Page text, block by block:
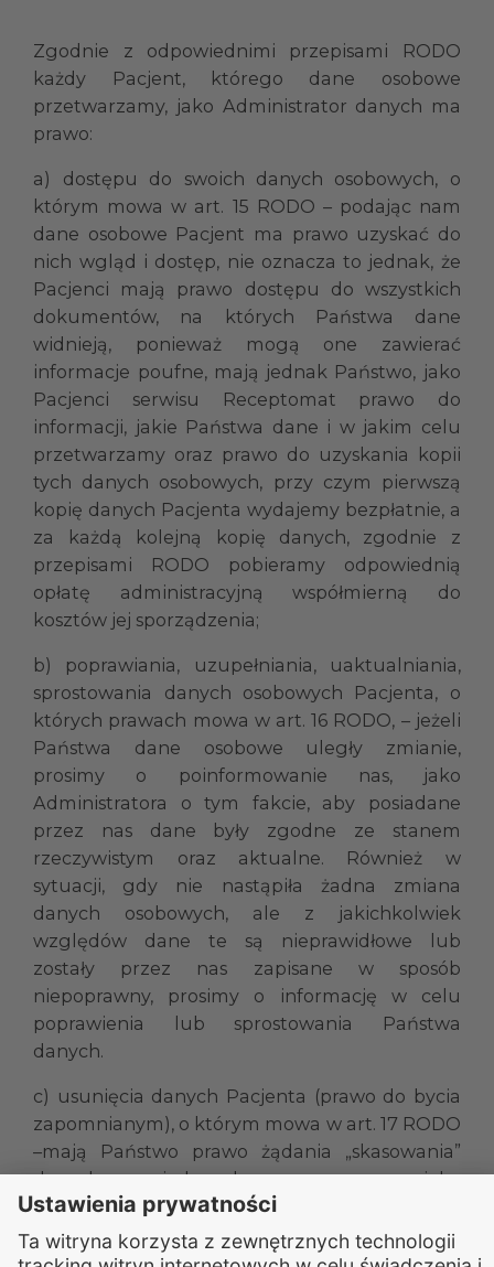
Zgodnie z odpowiednimi przepisami RODO
każdy Pacjent, którego dane osobowe
przetwarzamy, jako Administrator danych ma
prawo:
a) dostępu do swoich danych osobowych, o
którym mowa w art. 15 RODO – podając nam
dane osobowe Pacjent ma prawo uzyskać do
nich wgląd i dostęp, nie oznacza to jednak, że
Pacjenci mają prawo dostępu do wszystkich
dokumentów, na których Państwa dane
widnieją, ponieważ mogą one zawierać
informacje poufne, mają jednak Państwo, jako
Pacjenci serwisu Receptomat prawo do
informacji, jakie Państwa dane i w jakim celu
przetwarzamy oraz prawo do uzyskania kopii
tych danych osobowych, przy czym pierwszą
kopię danych Pacjenta wydajemy bezpłatnie, a
za każdą kolejną kopię danych, zgodnie z
przepisami RODO pobieramy odpowiednią
opłatę administracyjną współmierną do
kosztów jej sporządzenia;
b) poprawiania, uzupełniania, uaktualniania,
sprostowania danych osobowych Pacjenta, o
których prawach mowa w art. 16 RODO, – jeżeli
Państwa dane osobowe uległy zmianie,
prosimy o poinformowanie nas, jako
Administratora o tym fakcie, aby posiadane
przez nas dane były zgodne ze stanem
rzeczywistym oraz aktualne. Również w
sytuacji, gdy nie nastąpiła żadna zmiana
danych osobowych, ale z jakichkolwiek
względów dane te są nieprawidłowe lub
zostały przez nas zapisane w sposób
niepoprawny, prosimy o informację w celu
poprawienia lub sprostowania Państwa
danych.
c) usunięcia danych Pacjenta (prawo do bycia
zapomnianym), o którym mowa w art. 17 RODO
–mają Państwo prawo żądania „skasowania”
danych posiadanych przez nas, jako
Administratora oraz prawo do wystąpienia do
nas, jako Administratora, abyśmy
poinformowali innych administratorów, którym